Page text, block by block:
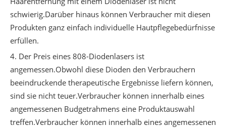
schwierig.Darüber hinaus können Verbraucher mit diesen
Produkten ganz einfach individuelle Hautpflegebedürfnisse
erfüllen.
4. Der Preis eines 808-Diodenlasers ist
angemessen.Obwohl diese Dioden den Verbrauchern
beeindruckende therapeutische Ergebnisse liefern können,
sind sie nicht teuer.Verbraucher können innerhalb eines
angemessenen Budgetrahmens eine Produktauswahl
treffen.Verbraucher können innerhalb eines angemessenen